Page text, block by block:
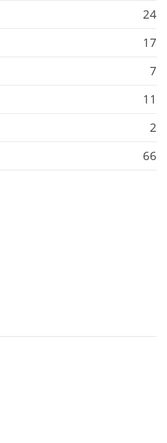
24
17
7
11
2
66